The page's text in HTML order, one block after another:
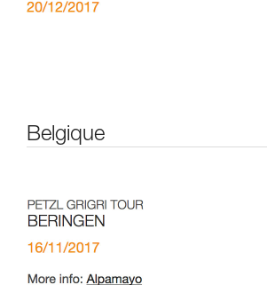
Belgique